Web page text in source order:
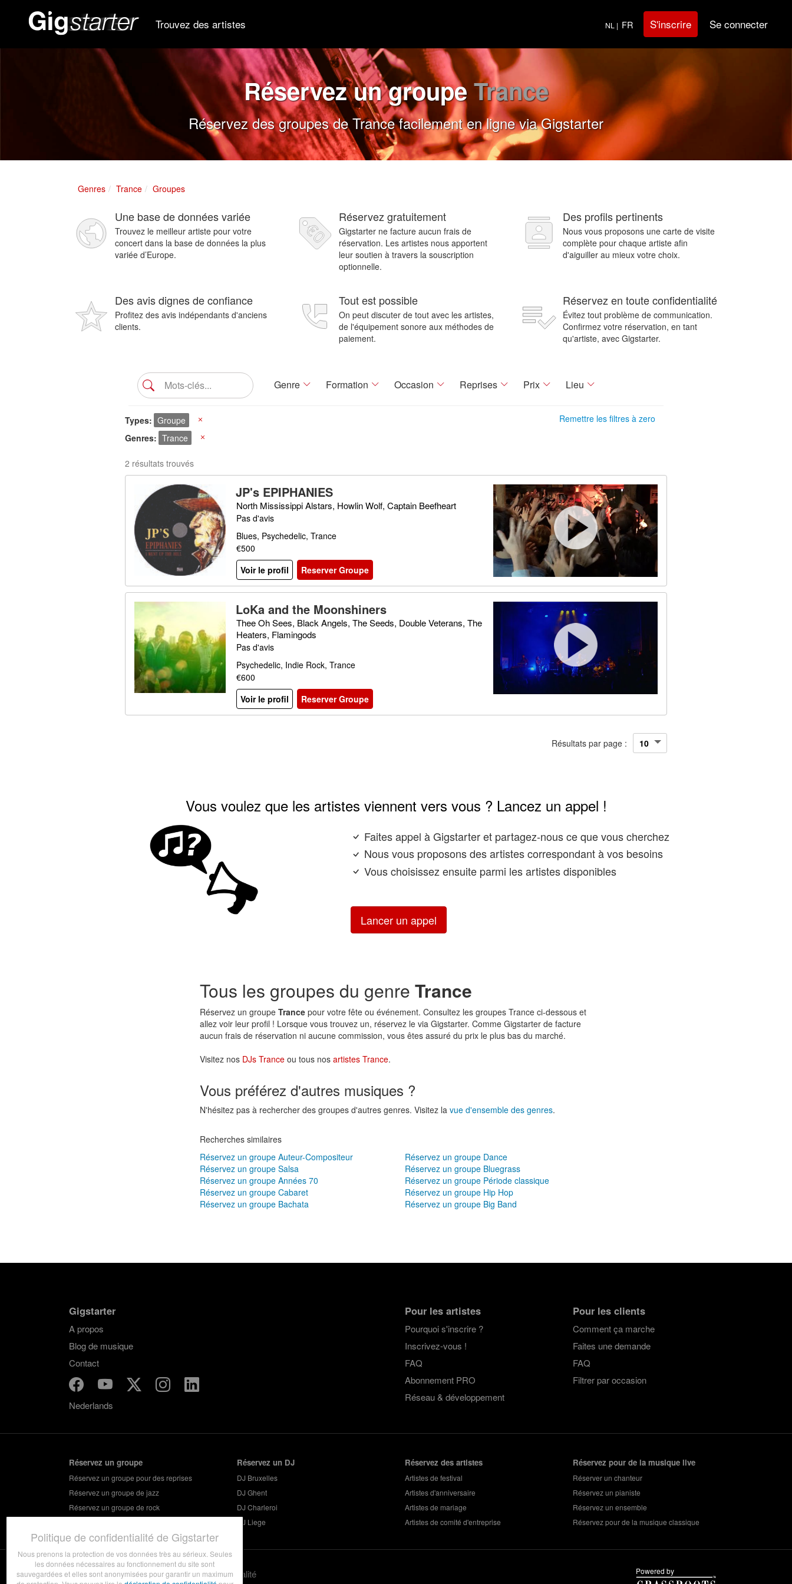
Trouvez des artistes NL | FR S'inscrire Se connecter
Réservez un groupeTrance
Réservez des groupes de Trance facilement en ligne via Gigstarter
Genres Trance Groupes
Une base de données variée
Trouvez le meilleur artiste pour votre
concert dans la base de données la plus
variée d’Europe.
Réservez gratuitement
Gigstarter ne facture aucun frais de
réservation. Les artistes nous apportent
leur soutien à travers la souscription
optionnelle.
Des profils pertinents
Nous vous proposons une carte de visite
complète pour chaque artiste afin
d'aiguiller au mieux votre choix.
Des avis dignes de confiance
Profitez des avis indépendants d'anciens
clients.
Tout est possible
On peut discuter de tout avec les artistes,
de l'équipement sonore aux méthodes de
paiement.
Réservez en toute confidentialité
Évitez tout problème de communication.
Confirmez votre réservation, en tant
qu'artiste, avec Gigstarter.
Genre Formation Occasion Reprises Prix Lieu
Remettre les filtres à zero
Types Groupe
Genres
Trance
2 résultats trouvés
JP's EPIPHANIES
North Mississippi Alstars, Howlin Wolf, Captain Beefheart
Pas d'avis
Blues, Psychedelic, Trance
€500
Voir le profil
Reserver Groupe
LoKa and the Moonshiners
Thee Oh Sees, Black Angels, The Seeds, Double Veterans, The
Heaters, Flamingods
Pas d'avis
Psychedelic, Indie Rock, Trance
€600
Voir le profil
Reserver Groupe
Résultats par page :
Vous voulez que les artistes viennent vers vous ? Lancez un appel !
Faites appel à Gigstarter et partagez-nous ce que vous cherchez
Nous vous proposons des artistes correspondant à vos besoins
Vous choisissez ensuite parmi les artistes disponibles
Lancer un appel
Tous les groupes du genre Trance
Réservez un groupe Trance pour votre fête ou événement. Consultez les groupes Trance ci-dessous et
allez voir leur profil ! Lorsque vous trouvez un, réservez le via Gigstarter. Comme Gigstarter de facture
aucun frais de réservation ni aucune commission, vous êtes assuré du prix le plus bas du marché.
Visitez nos DJs Trance ou tous nos artistes Trance.
Vous préférez d'autres musiques ?
N'hésitez pas à rechercher des groupes d'autres genres. Visitez la vue d'ensemble des genres.
Recherches similaires
Réservez un groupe Auteur-Compositeur
Réservez un groupe Salsa
Réservez un groupe Années 70
Réservez un groupe Cabaret
Réservez un groupe Bachata
Réservez un groupe Dance
Réservez un groupe Bluegrass
Réservez un groupe Période classique
Réservez un groupe Hip Hop
Réservez un groupe Big Band
Pour les artistes
Pourquoi s'inscrire ?
Inscrivez-vous !
FAQ
Abonnement PRO
Réseau & développement
Pour les clients
Comment ça marche
Faites une demande
FAQ
Filtrer par occasion
Gigstarter
A propos
Blog de musique
Contact
Nederlands
Réservez un groupe
Réservez un groupe pour des reprises
Réservez un groupe de jazz
Réservez un groupe de rock
Réservez un DJ
DJ Bruxelles
DJ Ghent
DJ Charleroi
DJ Liege
Réservez des artistes
Artistes de festival
Artistes d'anniversaire
Artistes de mariage
Artistes de comité d'entreprise
Réservez pour de la musique live
Réserver un chanteur
Réservez un pianiste
Réservez un ensemble
Réservez pour de la musique classique
Termes et conditions Politique de confidentialité
Politique de confidentialité de Gigstarter
Nous prenons la protection de vos données très au sérieux. Seules
les données nécessaires au fonctionnement du site sont
sauvegardées et elles sont anonymisées pour garantir un maximum